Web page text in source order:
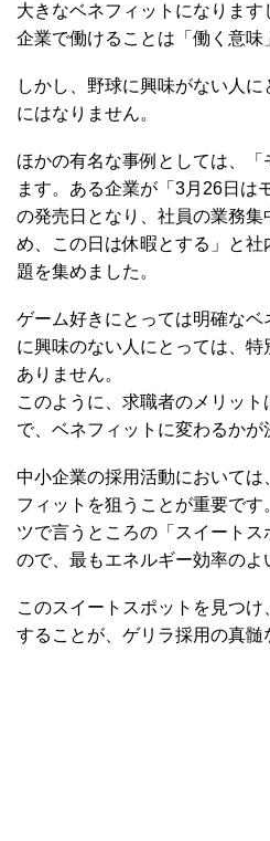
大きなベネフィットになりま
企業で働けることは「働く意味
しかし、野球に興味がない人
にはなりません。
ほかの有名な事例としては、
ます。ある企業が「3月26日は
の発売日となり、社員の業務
め、この日は休暇とする」と
題を集めました。
ゲーム好きにとっては明確な
に興味のない人にとっては、
ありません。
このように、求職者のメリット
で、ベネフィットに変わるかが
中小企業の採用活動において
フィットを狙うことが重要で
ツで言うところの「スイート
ので、最もエネルギー効率のよ
このスイートスポットを見つ
することが、ゲリラ採用の真髄